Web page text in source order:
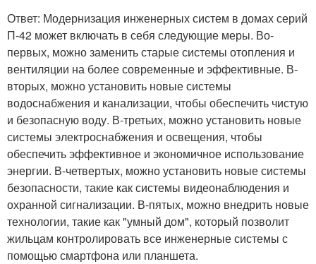
Ответ: Модернизация инженерных систем в домах серий
П-42 может включать в себя следующие меры. Во-
первых, можно заменить старые системы отопления и
вентиляции на более современные и эффективные. В-
вторых, можно установить новые системы
водоснабжения и канализации, чтобы обеспечить чистую
и безопасную воду. В-третьих, можно установить новые
системы электроснабжения и освещения, чтобы
обеспечить эффективное и экономичное использование
энергии. В-четвертых, можно установить новые системы
безопасности, такие как системы видеонаблюдения и
охранной сигнализации. В-пятых, можно внедрить новые
технологии, такие как "умный дом", который позволит
жильцам контролировать все инженерные системы с
помощью смартфона или планшета.